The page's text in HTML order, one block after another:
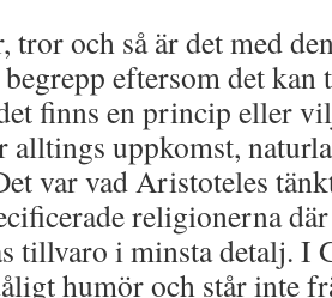
tror och så är det med
eftersom det kan
finns en princip eller
alltings uppkomst,
var vad Aristoteles
religionerna
tillvaro i minsta detalj. I
humör och står inte